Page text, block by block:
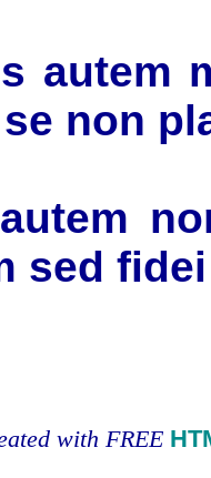
autem
non
sed
with FREE